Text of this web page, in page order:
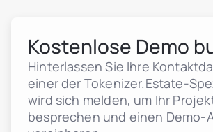
Kostenlose Demo
Hinterlassen Sie Ihre
einer der Tokenizer.Estate-
wird sich melden, um Ihr
besprechen und einen Demo-